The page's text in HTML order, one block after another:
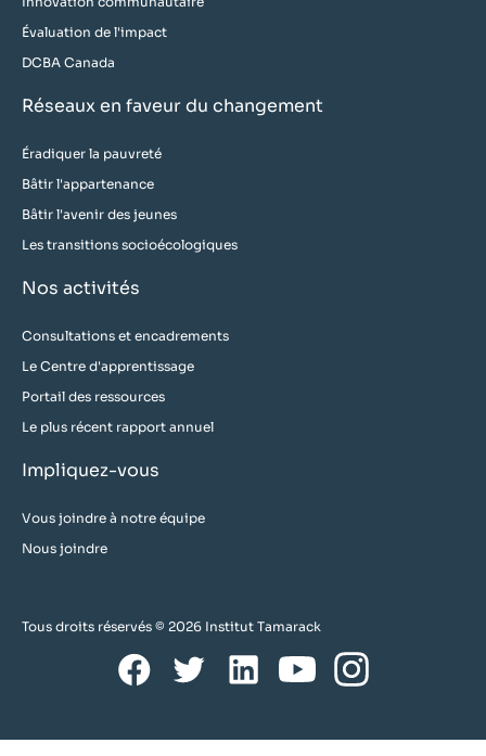
Évaluation de l'impact
DCBA Canada
Réseaux en faveur du changement
Éradiquer la pauvreté
Bâtir l'appartenance
Bâtir l'avenir des jeunes
Les transitions socioécologiques
Nos activités
Consultations et encadrements
Le Centre d'apprentissage
Portail des ressources
Le plus récent rapport annuel
Impliquez-vous
Vous joindre à notre équipe
Nous joindre
Tous droits réservés © 2026 Institut Tamarack